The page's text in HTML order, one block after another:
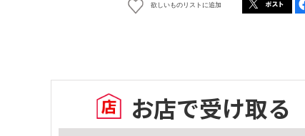
欲しいものリストに追加
お店で受け取る